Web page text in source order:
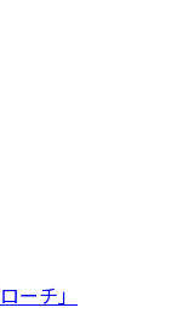
ーチ」